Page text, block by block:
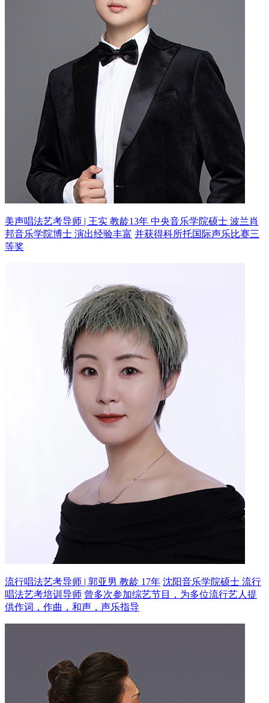
美声唱法艺考导师 | 王实 教龄13年 中央音乐学院硕士 波兰肖
邦音乐学院博士 演出经验丰富 并获得科所托国际声乐比赛三
等奖
流行唱法艺考导师 | 郭亚男 教龄 17年 沈阳音乐学院硕士 流行
唱法艺考培训导师 曾多次参加综艺节目，为多位流行艺人提
供作词，作曲，和声，声乐指导